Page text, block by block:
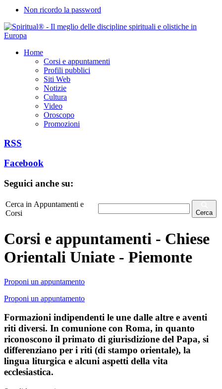
Non ricordo la password
Home
Corsi e appuntamenti
Profili pubblici
Siti Web
Notizie
Cultura
Video
Oroscopo
Promozioni
RSS
Facebook
Seguici anche su:
Cerca in Appuntamenti e
Corsi
Cerca
Corsi e appuntamenti - Chiese
Orientali Uniate - Piemonte
Proponi un appuntamento
Proponi un appuntamento
Formazioni indipendenti le une dalle altre e aventi
riti diversi. In comunione con Roma, in quanto
riconoscono il primato di giurisdizione del Papa, si
differenziano per i riti (di stampo orientale), la
lingua liturgica e alcuni aspetti della vita
ecclesiastica.